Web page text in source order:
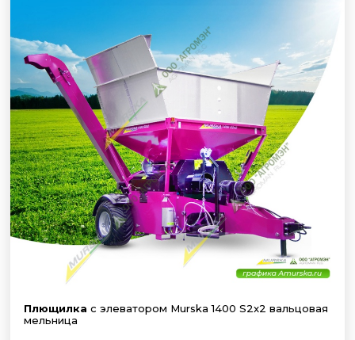
Плющилка с элеватором Murska 1400 S2x2 вальцовая
мельница